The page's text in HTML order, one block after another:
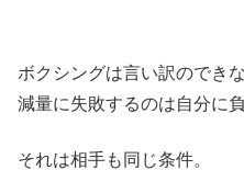
ボクシングは言い訳のできな
減量に失敗するのは自分に
それは相手も同じ条件。